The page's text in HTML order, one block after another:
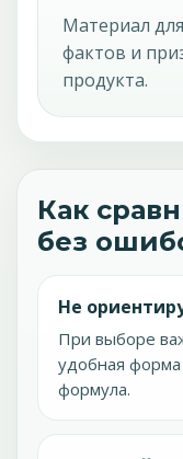
Материал
фактов и
продукта.
Как
без
Не
При выборе
удобная форма
формула.